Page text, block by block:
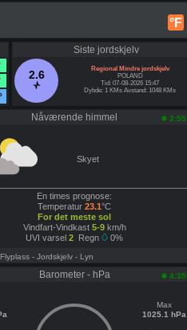
°F
Siste jordskjelv
2.6
Regional Mindre jordskjelv
POLAND
Tid: 07-08-2026 15:47
Dybde: 1 KMs Avstand: 1048 KMs
Nåværende himmel 3:55
Skyet
En times prognose:
Temperatur 23.1°C
For det meste sol
Vindfart-Vindkast 5-9km/h
UVI varsel 2 Regn 0%
- Jordskjelv - Lyn
Barometer - hPa 4:35
Max
1025.1 hPa